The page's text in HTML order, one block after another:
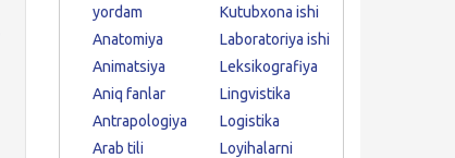
yordam
Anatomiya
Animatsiya
Aniq fanlar
Antrapologiya
Arab tili
Kutubxona ishi
Laboratoriya ishi
Leksikografiya
Lingvistika
Logistika
Loyihalarni